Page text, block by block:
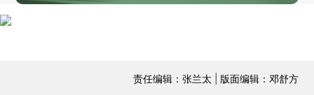
责任编辑：张兰太 | 版面编辑：邓舒方